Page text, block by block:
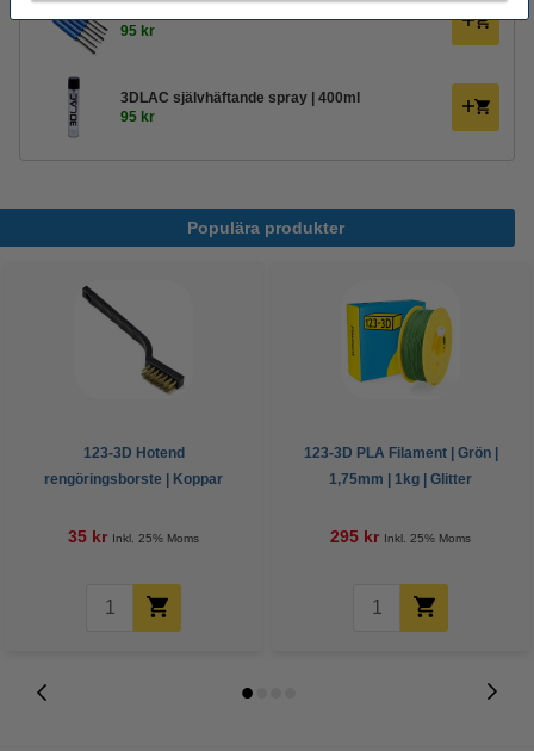
95 kr
3DLAC självhäftande spray | 400ml
95 kr
Populära produkter
123-3D Hotend
rengöringsborste | Koppar
35 kr Inkl. 25% Moms
123-3D PLA Filament | Grön |
1,75mm | 1kg | Glitter
295 kr Inkl. 25% Moms